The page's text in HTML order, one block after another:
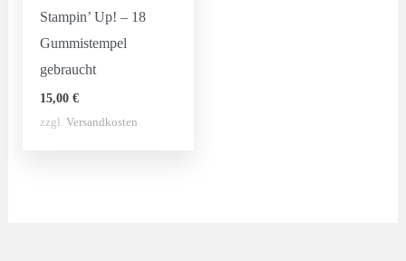
Stampin’ Up! – 18
Gummistempel
gebraucht
15,00 €
zzgl. Versandkosten